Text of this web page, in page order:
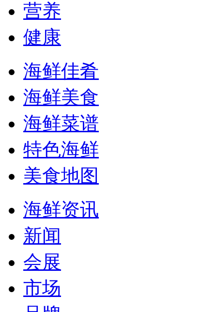
营养
健康
海鲜佳肴
海鲜美食
海鲜菜谱
特色海鲜
美食地图
海鲜资讯
新闻
会展
市场